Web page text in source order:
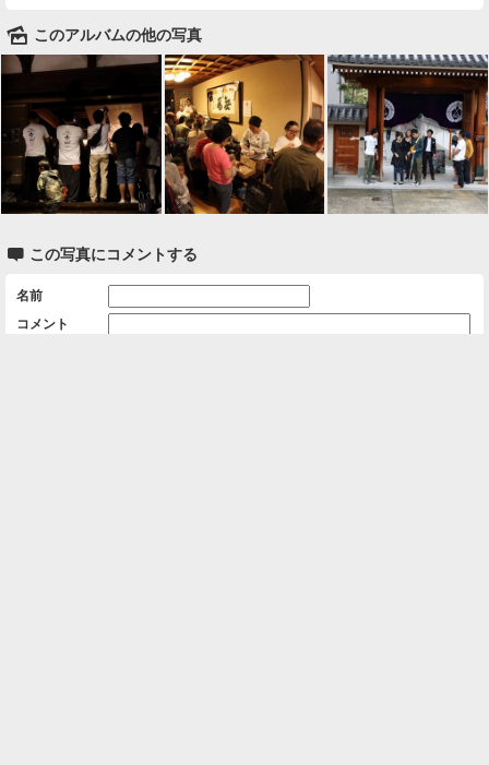
🌄 このアルバムの他の写真
 この写真にコメントする
名前
コメント